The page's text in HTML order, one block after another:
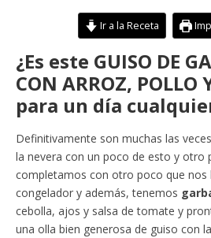
Ir a la Receta
¿Es este GUISO DE
CON ARROZ, POLLO
para un día
Definitivamente son muchas las
la nevera con un poco de esto y otro
completamos con otro poco que nos
congelador y además, tenemos
cebolla, ajos y salsa de tomate y
una olla bien generosa de guiso con